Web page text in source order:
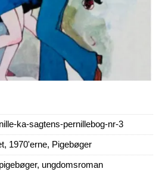
ka-sagtens-pernillebog-nr-3
, 1970'erne, Pigebøger
pigebøger, ungdomsroman